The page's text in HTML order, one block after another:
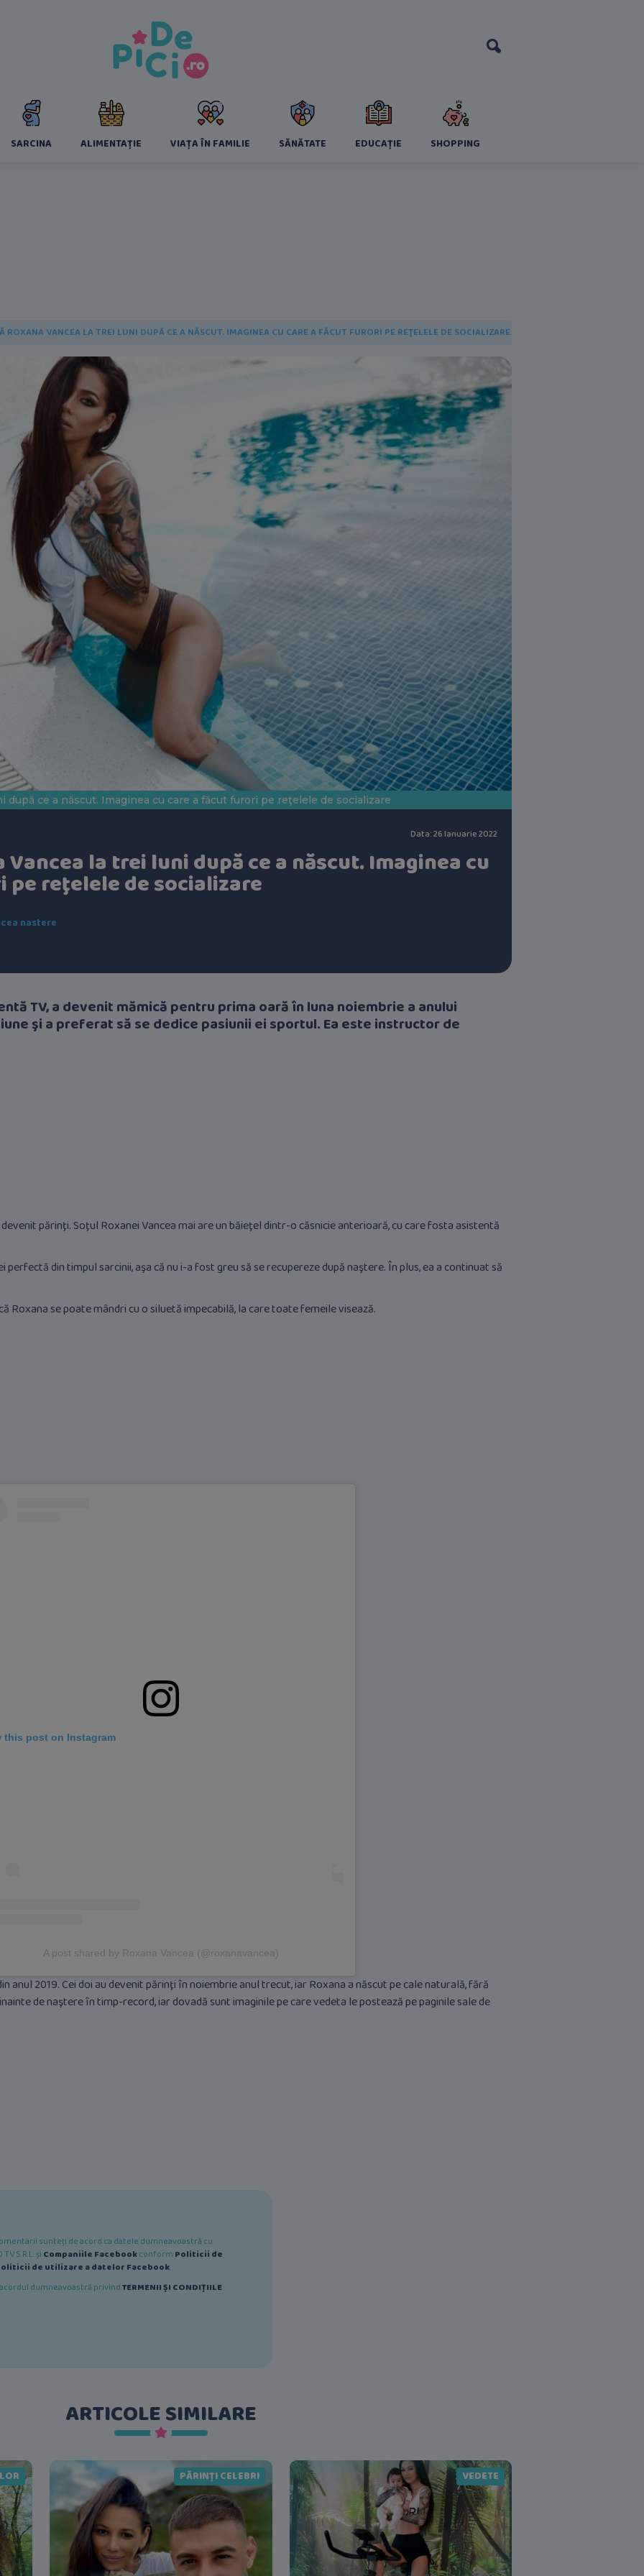
SARCINA ALIMENTAȚIE VIAȚA ÎN FAMILIE SĂNĂTATE EDUCAȚIE SHOPPING
ROXANA VANCEA LA TREI LUNI DUPĂ CE A NĂSCUT. IMAGINEA CU CARE A FĂCUT FURORI PE REŢELELE DE SOCIALIZARE
după ce a născut. Imaginea cu care a făcut furori pe reţelele de socializare
Data: 26 Ianuarie 2022
Vancea la trei luni după ce a născut. Imaginea cu
reţelele de socializare
nastere
TV, a devenit mămică pentru prima oară în luna noiembrie a anului
şi a preferat să se dedice pasiunii ei sportul. Ea este instructor de
părinţi. Soţul Roxanei Vancea mai are un băieţel dintr-o căsnicie anterioară, cu care fosta asistentă
din timpul sarcinii, aşa că nu i-a fost greu să se recupereze după naştere. În plus, ea a continuat să
Roxana se poate mândri cu o siluetă impecabilă, la care toate femeile visează.
this post on Instagram
A post shared by Roxana Vancea (@roxanavancea)
anul 2019. Cei doi au devenit părinţi în noiembrie anul trecut, iar Roxana a născut pe cale naturală, fără
de naştere în timp-record, iar dovadă sunt imaginile pe care vedeta le postează pe paginile sale de
sunteți de acord ca datele dumneavoastră cu
S.R.L. și Companiile Facebookconform Politicii de
de utilizare a datelor Facebook.
dumneavoastră privindTERMENII ȘI CONDIȚIILE
ARTICOLE SIMILARE
PĂRINȚI CELEBRI VEDETE